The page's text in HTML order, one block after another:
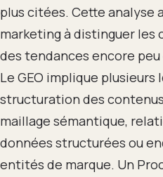
plus citées. Cette analyse
marketing à distinguer
des tendances encore
Le GEO implique
structuration des
maillage sémantique,
données structurées ou
entités de marque. Un